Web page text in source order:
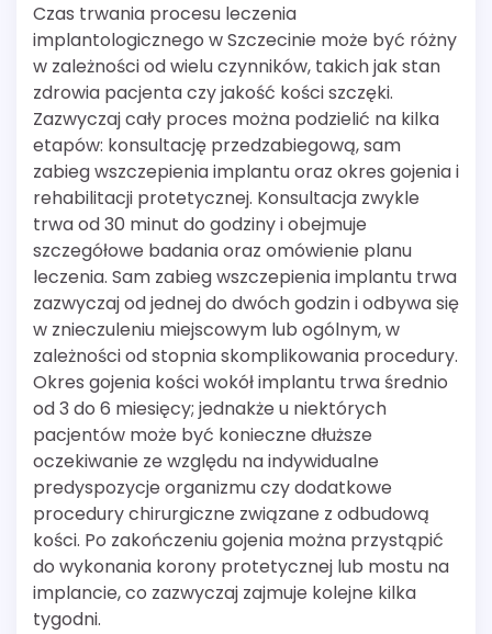
Czas trwania procesu leczenia
implantologicznego w Szczecinie może być różny
w zależności od wielu czynników, takich jak stan
zdrowia pacjenta czy jakość kości szczęki.
Zazwyczaj cały proces można podzielić na kilka
etapów: konsultację przedzabiegową, sam
zabieg wszczepienia implantu oraz okres gojenia i
rehabilitacji protetycznej. Konsultacja zwykle
trwa od 30 minut do godziny i obejmuje
szczegółowe badania oraz omówienie planu
leczenia. Sam zabieg wszczepienia implantu trwa
zazwyczaj od jednej do dwóch godzin i odbywa się
w znieczuleniu miejscowym lub ogólnym, w
zależności od stopnia skomplikowania procedury.
Okres gojenia kości wokół implantu trwa średnio
od 3 do 6 miesięcy; jednakże u niektórych
pacjentów może być konieczne dłuższe
oczekiwanie ze względu na indywidualne
predyspozycje organizmu czy dodatkowe
procedury chirurgiczne związane z odbudową
kości. Po zakończeniu gojenia można przystąpić
do wykonania korony protetycznej lub mostu na
implancie, co zazwyczaj zajmuje kolejne kilka
tygodni.